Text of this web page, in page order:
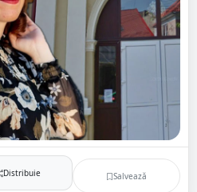
Distribuie Salvează